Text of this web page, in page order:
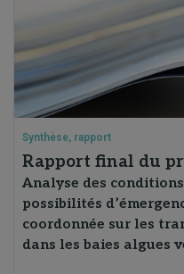
Synthèse, rapport
Rapport final du
Analyse des
possibilités
coordonnée sur les
dans les baies algues